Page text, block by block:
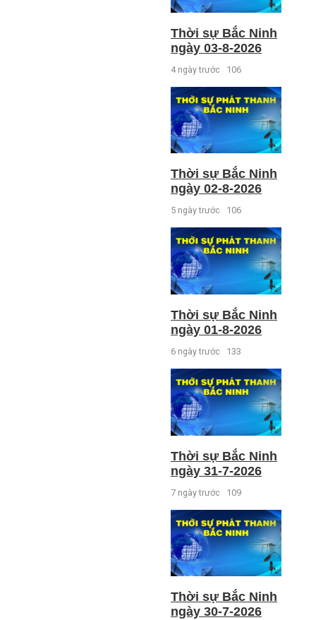
Thời sự Bắc Ninh
ngày 03-8-2026
4 ngày trước 106
Thời sự Bắc Ninh
ngày 02-8-2026
5 ngày trước 106
Thời sự Bắc Ninh
ngày 01-8-2026
6 ngày trước 133
Thời sự Bắc Ninh
ngày 31-7-2026
7 ngày trước 109
Thời sự Bắc Ninh
ngày 30-7-2026